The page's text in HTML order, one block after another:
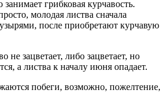
грибковая курчавость.
молодая листва сначала
после приобретают курчавую
не зацветает, либо зацветает, но
а листва к началу июня опадает.
побеги, возможно, пожелтение,